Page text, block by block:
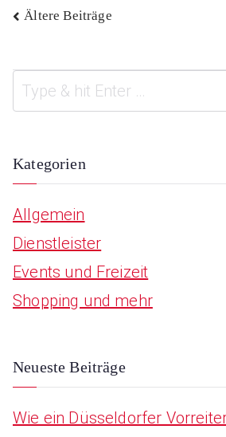
Ältere Beiträge
Kategorien
Allgemein
Dienstleister
Events und Freizeit
Shopping und mehr
Neueste Beiträge
Wie ein Düsseldorfer